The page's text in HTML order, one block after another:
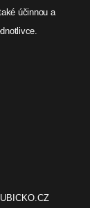
účinnou a